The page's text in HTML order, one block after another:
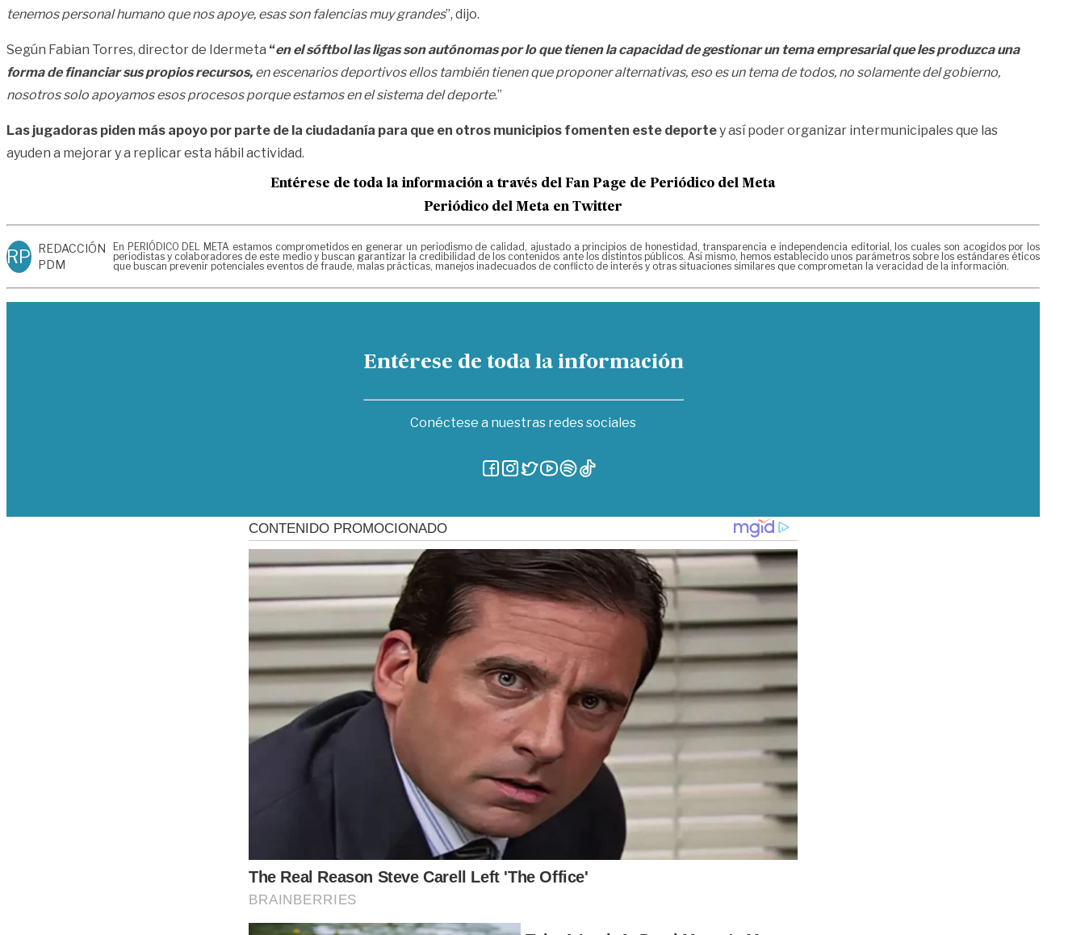
tenemos personal humano que nos apoye, esas son falencias muy grandes”, dijo.
Según Fabian Torres, director de Idermeta “en el sóftbol las ligas son autónomas por lo que tienen la capacidad de gestionar un tema empresarial que les produzca una
forma de financiar sus propios recursos, en escenarios deportivos ellos también tienen que proponer alternativas, eso es un tema de todos, no solamente del gobierno,
nosotros solo apoyamos esos procesos porque estamos en el sistema del deporte.”
Las jugadoras piden más apoyo por parte de la ciudadanía para que en otros municipios fomenten este deportey así poder organizar intermunicipales que las
ayuden a mejorar y a replicar esta hábil actividad.
Entérese de toda la información a través del Fan Page de Periódico del Meta
Periódico del Meta en Twitter
RP REDACCIÓN
PDM
En PERIÓDICO DEL META estamos comprometidos en generar un periodismo de calidad, ajustado a principios de honestidad, transparencia e independencia editorial, los cuales son acogidos por los
periodistas y colaboradores de este medio y buscan garantizar la credibilidad de los contenidos ante los distintos públicos. Así mismo, hemos establecido unos parámetros sobre los estándares éticos
que buscan prevenir potenciales eventos de fraude, malas prácticas, manejos inadecuados de conflicto de interés y otras situaciones similares que comprometan la veracidad de la información.
Entérese de toda la información
Conéctese a nuestras redes sociales